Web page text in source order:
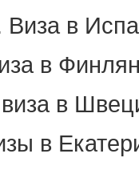
Виза в
в
в
в